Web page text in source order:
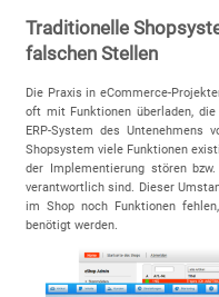
Traditionelle
falschen Stellen
Die Praxis in eCommerce-
oft mit Funktionen überladen,
ERP-System des Untenehmens
Shopsystem viele Funktionen
der Implementierung stören
verantwortlich sind. Dieser
im Shop noch Funktionen
benötigt werden.